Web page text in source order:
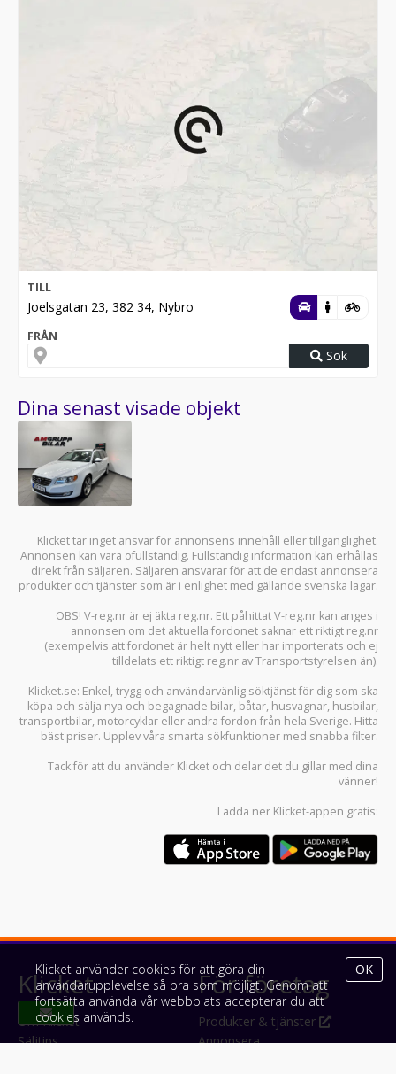
TILL
Joelsgatan 23, 382 34, Nybro
FRÅN
Sök
Dina senast visade objekt
Klicket tar inget ansvar för annonsens innehåll eller tillgänglighet.
Annonsen kan vara ofullständig. Fullständig information kan erhållas
direkt från säljaren. Säljaren ansvarar för att de endast annonsera
produkter och tjänster som är i enlighet med gällande svenska lagar.
OBS! V-reg.nr är ej äkta reg.nr. Ett påhittat V-reg.nr kan anges i
annonsen om det aktuella fordonet saknar ett riktigt reg.nr
(exempelvis att fordonet är helt nytt eller har importerats och ej
tilldelats ett riktigt reg.nr av Transportstyrelsen än).
Klicket.se: Enkel, trygg och användarvänlig söktjänst för dig som ska
köpa och sälja nya och begagnade bilar, båtar, husvagnar, husbilar,
transportbilar, motorcyklar eller andra fordon från hela Sverige. Hitta
bäst priser. Upplev våra smarta sökfunktioner med snabba filter.
Tack för att du använder Klicket och delar det du gillar med dina
vänner!
Ladda ner Klicket-appen gratis:
Klicket
Om Klicket
Säljtips
För företag
Produkter & tjänster
Annonsera
Klicket använder cookies för att göra din
användarupplevelse så bra som möjligt. Genom att
fortsätta använda vår webbplats accepterar du att
cookies används.
OK